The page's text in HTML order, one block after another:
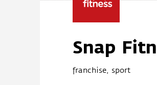
Snap
franchise, sport